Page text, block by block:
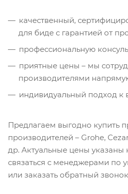
качественный,
для биде с гарантией от
профессиональную
приятные цены – мы
производителями
индивидуальный подход к
Предлагаем выгодно купить
производителей – Grohe,
др. Актуальные цены указаны
связаться с менеджерами по
или заказать обратный